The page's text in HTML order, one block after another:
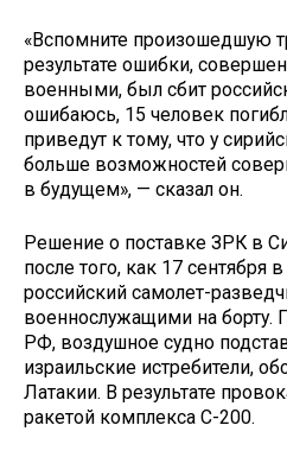
«Вспомните произошедшую
результате ошибки,
военными, был сбит
ошибаюсь, 15 человек
приведут к тому, что у
больше возможностей
в будущем», — сказал он.
Решение о поставке ЗРК в
после того, как 17 сентября
российский самолет-
военнослужащими на
РФ, воздушное судно
израильские истребители,
Латакии. В результате
ракетой комплекса С-200.